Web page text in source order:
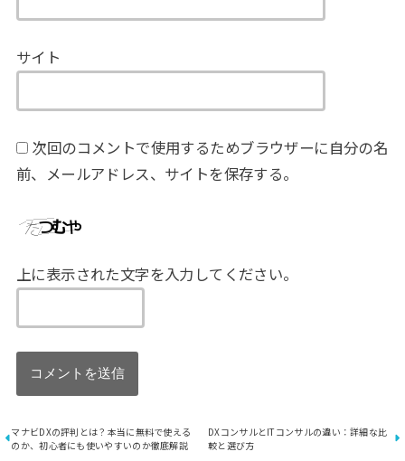
サイト
次回のコメントで使用するためブラウザーに自分の名
前、メールアドレス、サイトを保存する。
上に表示された文字を入力してください。
マナビDXの評判とは？本当に無料で使える
のか、初心者にも使いやすいのか徹底解説
DXコンサルとITコンサルの違い：詳細な比
較と選び方